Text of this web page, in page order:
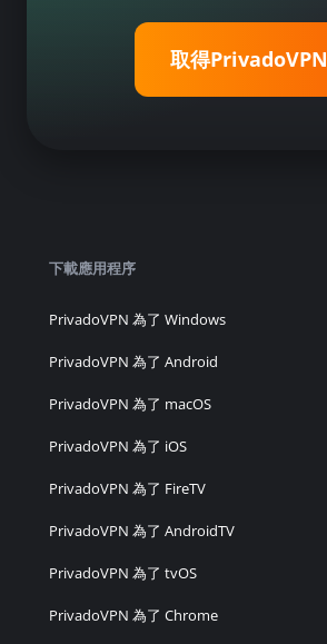
取得PrivadoVPN
下載應用程序
PrivadoVPN 為了 Windows
PrivadoVPN 為了 Android
PrivadoVPN 為了 macOS
PrivadoVPN 為了 iOS
PrivadoVPN 為了 FireTV
PrivadoVPN 為了 AndroidTV
PrivadoVPN 為了 tvOS
PrivadoVPN 為了 Chrome